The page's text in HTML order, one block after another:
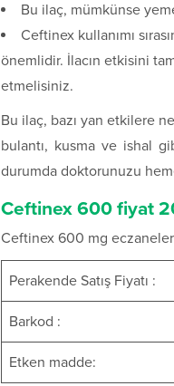
Bu ilaç, mümkünse
Ceftinex kullanımı
önemlidir. İlacın etkisini
etmelisiniz.
Bu ilaç, bazı yan etkilere
bulantı, kusma ve ishal
durumda doktorunuzu
Ceftinex 600 fiyat
Ceftinex 600 mg
Perakende Satış Fiyatı :
Barkod :
Etken madde: